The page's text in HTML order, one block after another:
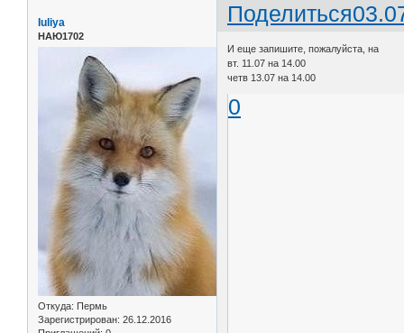
Поделиться
Iuliya
НАЮ1702
Откуда: Пермь
Зарегистрирован: 26.12.2016
И еще запишите, пожалуйста, на
вт. 11.07 на 14.00
четв 13.07 на 14.00
0